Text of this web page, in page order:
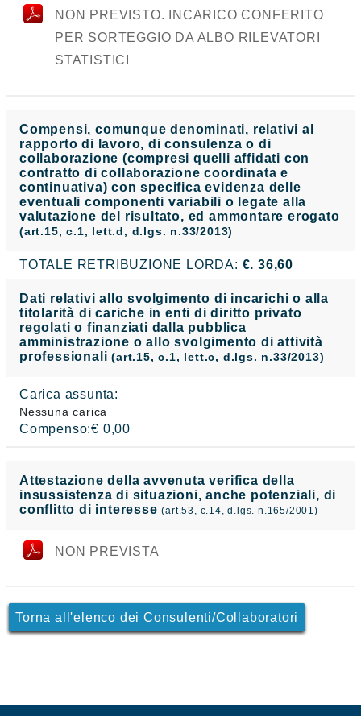
NON PREVISTO. INCARICO CONFERITO
PER SORTEGGIO DA ALBO RILEVATORI
STATISTICI
Compensi, comunque denominati, relativi al
rapporto di lavoro, di consulenza o di
collaborazione (compresi quelli affidati con
contratto di collaborazione coordinata e
continuativa) con specifica evidenza delle
eventuali componenti variabili o legate alla
valutazione del risultato, ed ammontare erogato
(art.15, c.1, lett.d, d.lgs. n.33/2013)
TOTALE RETRIBUZIONE LORDA: €. 36,60
Dati relativi allo svolgimento di incarichi o alla
titolarità di cariche in enti di diritto privato
regolati o finanziati dalla pubblica
amministrazione o allo svolgimento di attività
professionali(art.15, c.1, lett.c, d.lgs. n.33/2013)
Carica assunta:
Nessuna carica
Compenso:€ 0,00
Attestazione della avvenuta verifica della
insussistenza di situazioni, anche potenziali, di
conflitto di interesse(art.53, c.14, d.lgs. n.165/2001)
NON PREVISTA
Torna all'elenco dei Consulenti/Collaboratori